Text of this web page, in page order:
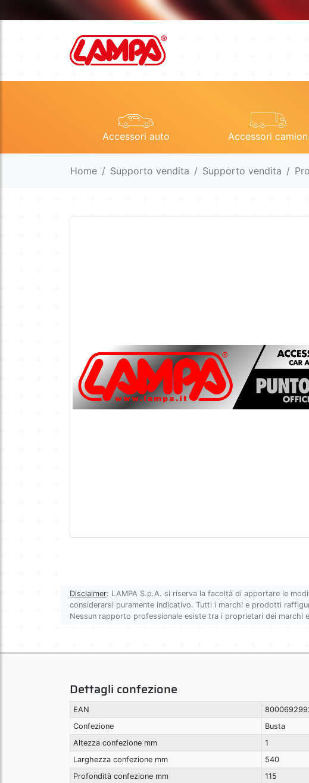
Accessori auto Accessori camion
Home Supporto vendita Supporto vendita
Disclaimer: LAMPA S.p.A. si riserva la facoltà di apportare le
considerarsi puramente indicativo. Tutti i marchi e prodotti
Nessun rapporto professionale esiste tra i proprietari dei marchi
Dettagli confezione
EAN
Confezione
Busta
Altezza confezione mm
1
Larghezza confezione mm
540
Profondità confezione mm
115